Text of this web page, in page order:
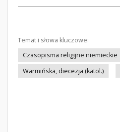
Temat i słowa kluczowe:
Czasopisma religijne niemieckie
Warmińska, diecezja (katol.)